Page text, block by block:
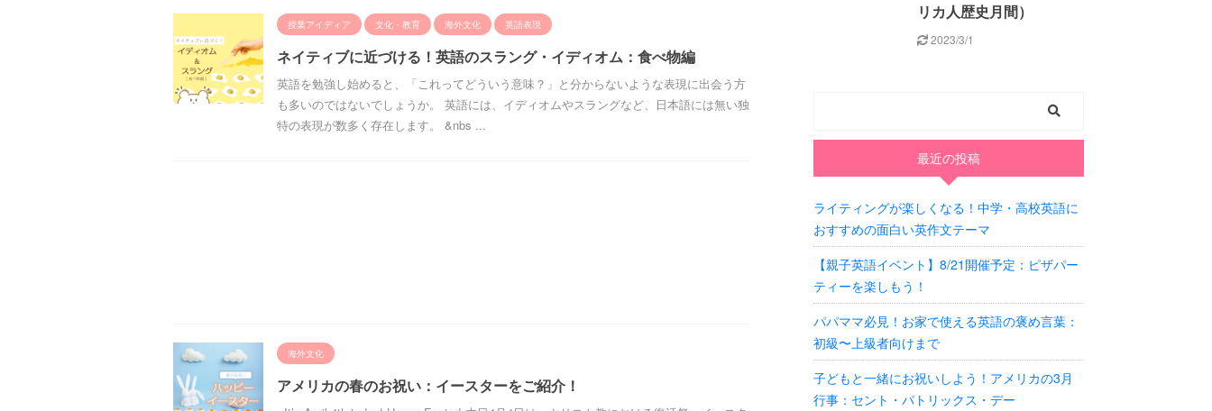
授業アイディア 文化・教育 海外文化 英語表現
ネイティブに近づける！英語のスラング・イディオム：食べ物編
英語を勉強し始めると、「これってどういう意味？」と分からないような表現に出会う方
も多いのではないでしょうか。 英語には、イディオムやスラングなど、日本語には無い独
特の表現が数多く存在します。 &nbs ...
海外文化
アメリカの春のお祝い：イースターをご紹介！
リカ人歴史月間）
2023/3/1
最近の投稿
ライティングが楽しくなる！中学・高校英語に
おすすめの面白い英作文テーマ
【親子英語イベント】8/21開催予定：ピザパー
ティーを楽しもう！
パパママ必見！お家で使える英語の褒め言葉：
初級〜上級者向けまで
子どもと一緒にお祝いしよう！アメリカの3月
行事：セント・パトリックス・デー